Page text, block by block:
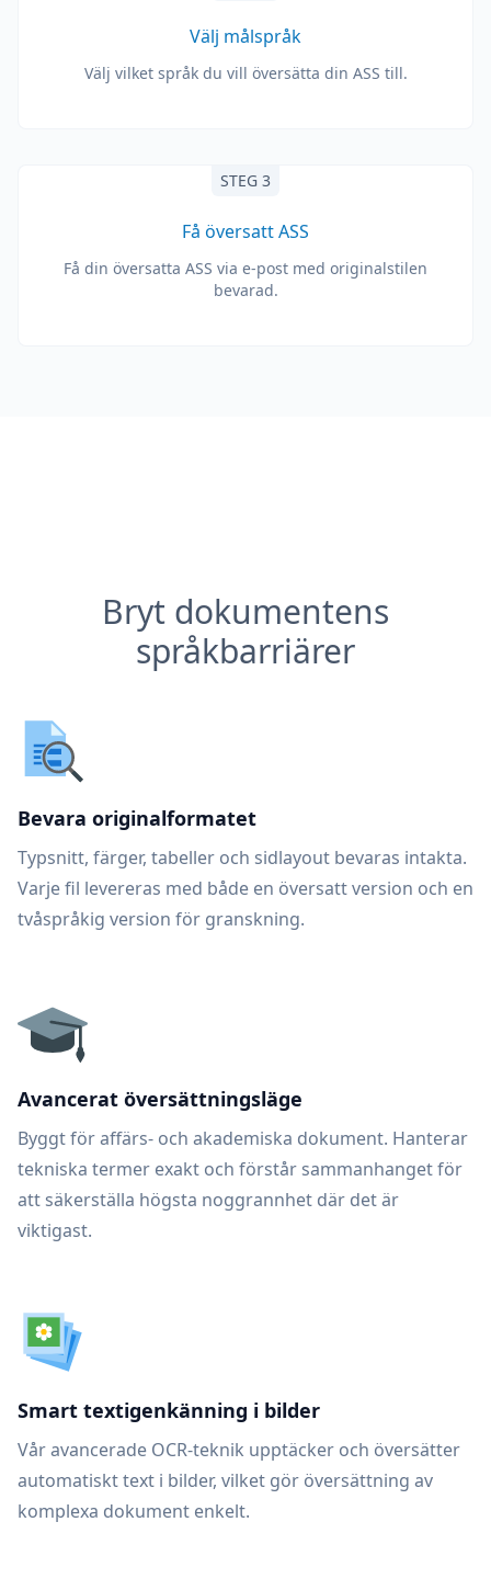
Välj målspråk
Välj vilket språk du vill översätta din ASS till.
STEG 3
Få översatt ASS
Få din översatta ASS via e-post med originalstilen
bevarad.
Bryt dokumentens
språkbarriärer
Bevara originalformatet
Typsnitt, färger, tabeller och sidlayout bevaras intakta.
Varje fil levereras med både en översatt version och en
tvåspråkig version för granskning.
Avancerat översättningsläge
Byggt för affärs- och akademiska dokument. Hanterar
tekniska termer exakt och förstår sammanhanget för
att säkerställa högsta noggrannhet där det är
viktigast.
Smart textigenkänning i bilder
Vår avancerade OCR-teknik upptäcker och översätter
automatiskt text i bilder, vilket gör översättning av
komplexa dokument enkelt.